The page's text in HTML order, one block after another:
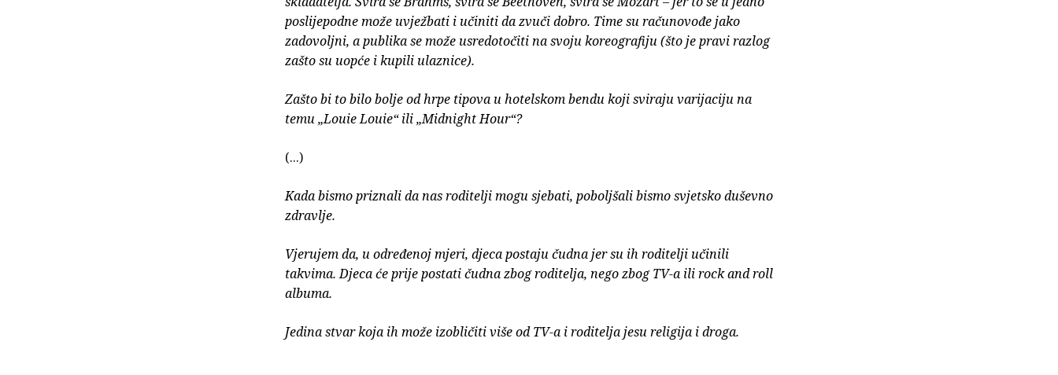
poslijepodne može uvježbati i učiniti da zvuči dobro. Time su računovođe jako
zadovoljni, a publika se može usredotočiti na svoju koreografiju (što je pravi razlog
zašto su uopće i kupili ulaznice).
Zašto bi to bilo bolje od hrpe tipova u hotelskom bendu koji sviraju varijaciju na
temu „Louie Louie“ ili „Midnight Hour“?
(...)
Kada bismo priznali da nas roditelji mogu sjebati, poboljšali bismo svjetsko duševno
zdravlje.
Vjerujem da, u određenoj mjeri, djeca postaju čudna jer su ih roditelji učinili
takvima. Djeca će prije postati čudna zbog roditelja, nego zbog TV-a ili rock and roll
albuma.
Jedina stvar koja ih može izobličiti više od TV-a i roditelja jesu religija i droga.